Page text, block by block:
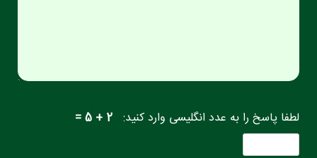
لطفا پاسخ را به عدد انگلیسی وارد کنید: 2 + 5 =